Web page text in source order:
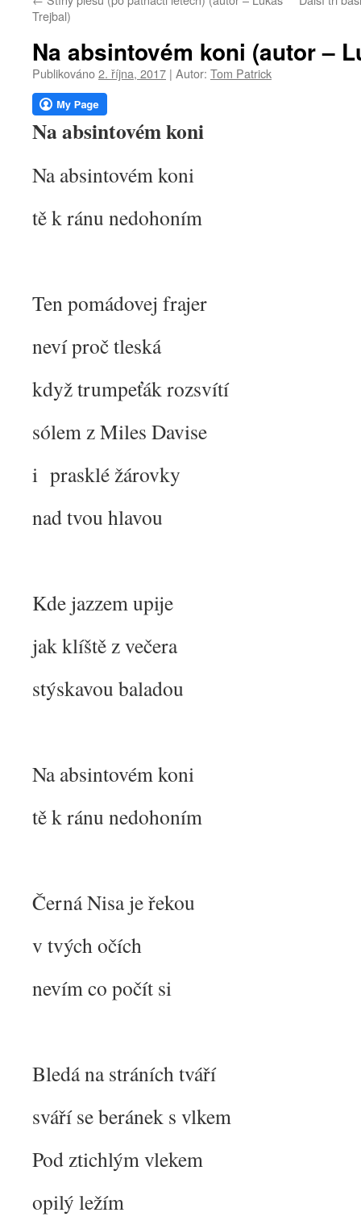
webu
Trejbal)
Na absintovém koni (autor –
Publikováno2. října, 2017 | Autor: Tom Patrick
Na absintovém koni
Na absintovém koni
tě k ránu nedohoním
Ten pomádovej frajer
neví proč tleská
když trumpeťák rozsvítí
sólem z Miles Davise
i prasklé žárovky
nad tvou hlavou
Kde jazzem upije
jak klíště z večera
stýskavou baladou
Na absintovém koni
tě k ránu nedohoním
Černá Nisa je řekou
v tvých očích
nevím co počít si
Bledá na stráních tváří
sváří se beránek s vlkem
Pod ztichlým vlekem
opilý ležím